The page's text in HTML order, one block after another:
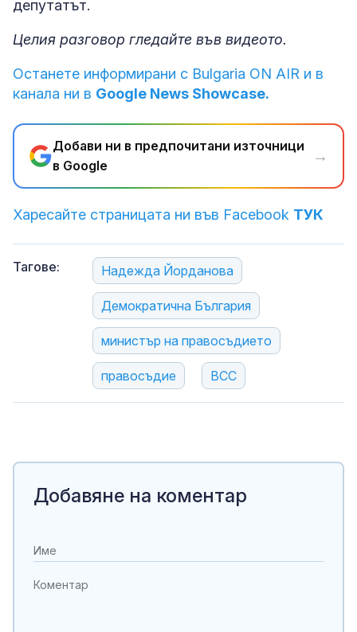
депутатът.
Целия разговор гледайте във видеото.
Останете информирани с Bulgaria ON AIR и в
канала ни в Google News Showcase.
Добави ни в предпочитани източници
в Google
→
Харесайте страницата ни във Facebook ТУК
Тагове: Надежда Йорданова
Демократична България
министър на правосъдието
правосъдие ВСС
Добавяне на коментар